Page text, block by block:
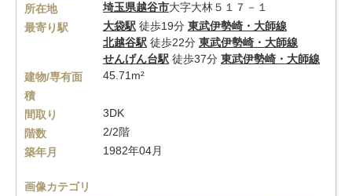
所在地
埼玉県越谷市大字大林５１７－１
最寄り駅
大袋駅 徒歩19分 東武伊勢崎・大師線
北越谷駅 徒歩22分 東武伊勢崎・大師線
せんげん台駅 徒歩37分 東武伊勢崎・大師線
建物/専有面
積
45.71m²
間取り
3DK
階数
2/2階
築年月
1982年04月
画像カテゴリ